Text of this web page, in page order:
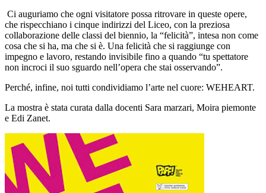
Ci auguriamo che ogni visitatore possa ritrovare in queste opere,
che rispecchiano i cinque indirizzi del Liceo, con la preziosa
collaborazione delle classi del biennio, la “felicità”, intesa non come
cosa che si ha, ma che si è. Una felicità che si raggiunge con
impegno e lavoro, restando invisibile fino a quando “tu spettatore
non incroci il suo sguardo nell’opera che stai osservando”.
Perché, infine, noi tutti condividiamo l’arte nel cuore: WEHEART.
La mostra è stata curata dalla docenti Sara marzari, Moira piemonte
e Edi Zanet.